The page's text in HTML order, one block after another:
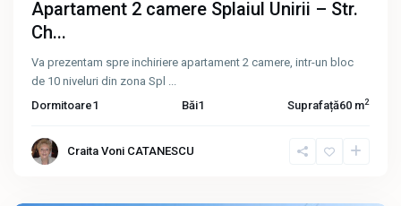
Apartament 2 camere Splaiul Unirii – Str.
Ch...
Va prezentam spre inchiriere apartament 2 camere, intr-un bloc
de 10 niveluri din zona Spl ...
Dormitoare1 Băi1 Suprafață60 m2
Craita Voni CATANESCU